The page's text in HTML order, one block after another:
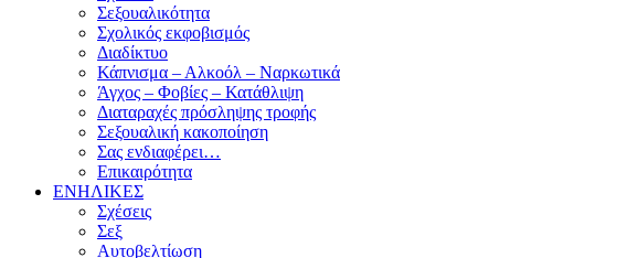
Σεξουαλικότητα
Σχολικός εκφοβισμός
Διαδίκτυο
Κάπνισμα – Αλκοόλ – Ναρκωτικά
Άγχος – Φοβίες – Κατάθλιψη
Διαταραχές πρόσληψης τροφής
Σεξουαλική κακοποίηση
Σας ενδιαφέρει…
Επικαιρότητα
ΕΝΗΛΙΚΕΣ
Σχέσεις
Σεξ
Αυτοβελτίωση